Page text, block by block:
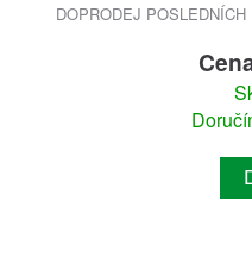
DOPRODEJ